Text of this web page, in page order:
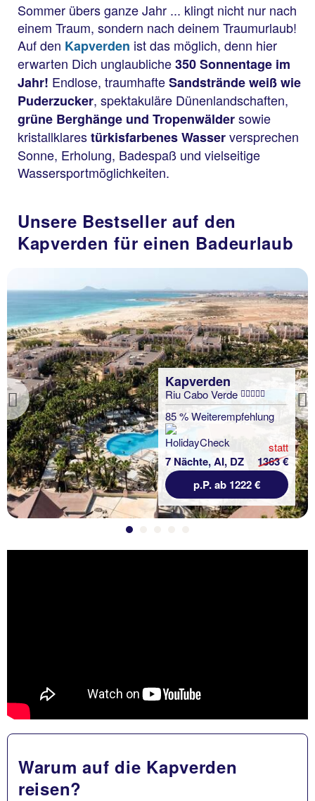
Sommer übers ganze Jahr ... klingt nicht nur nach
einem Traum, sondern nach deinem Traumurlaub!
Auf den Kapverden ist das möglich, denn hier
erwarten Dich unglaubliche350 Sonnentage im
Jahr! Endlose, traumhafteSandstrände weiß wie
Puderzucker, spektakuläre Dünenlandschaften,
grüne Berghänge und Tropenwäldersowie
kristallklarestürkisfarbenes Wasserversprechen
Sonne, Erholung, Badespaß und vielseitige
Wassersportmöglichkeiten.
Unsere Bestseller auf den
Kapverden für einen Badeurlaub
Previous
Kapverden
Riu Cabo Verde
85 % Weiterempfehlung
7 Nächte, AI, DZ
statt
1363 €
p.P. ab 1222 €
Warum auf die Kapverden
reisen?